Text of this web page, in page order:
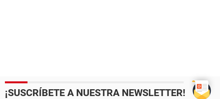
¡SUSCRÍBETE A NUESTRA NEWSLETTER!